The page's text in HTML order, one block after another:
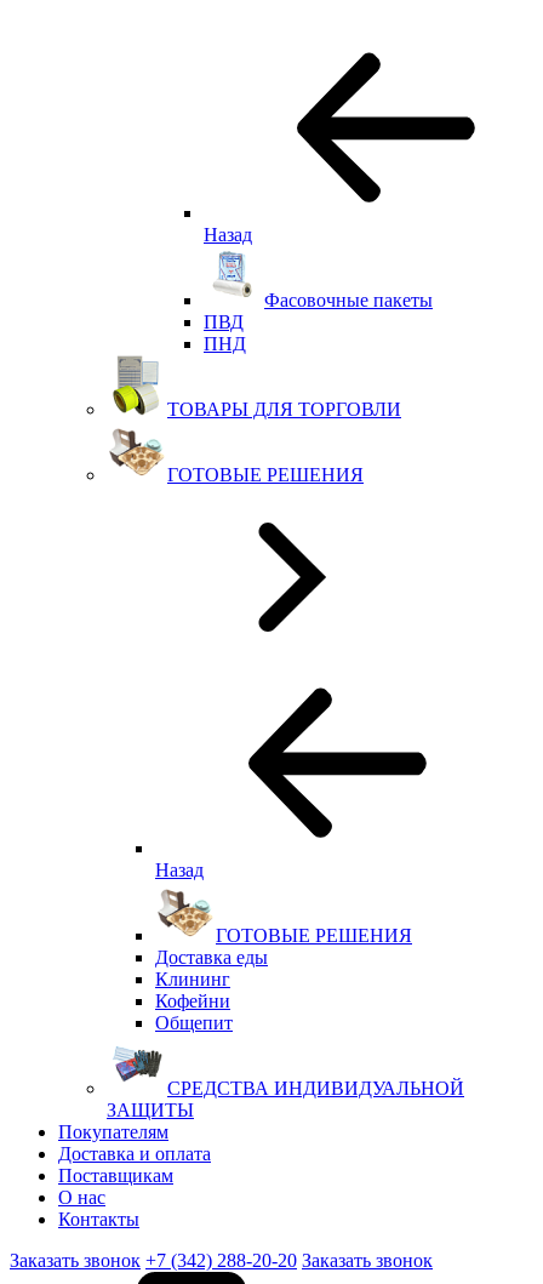
Назад
Фасовочные пакеты
ПВД
ПНД
ТОВАРЫ ДЛЯ ТОРГОВЛИ
ГОТОВЫЕ РЕШЕНИЯ
Назад
ГОТОВЫЕ РЕШЕНИЯ
Доставка еды
Клининг
Кофейни
Общепит
СРЕДСТВА ИНДИВИДУАЛЬНОЙ
ЗАЩИТЫ
Покупателям
Доставка и оплата
Поставщикам
О нас
Контакты
Заказать звонок +7 (342) 288-20-20 Заказать звонок